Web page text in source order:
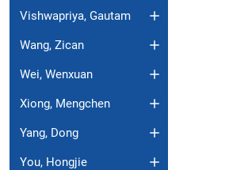
Vishwapriya, Gautam
Wang, Zican
Wei, Wenxuan
Xiong, Mengchen
Yang, Dong
You, Hongjie